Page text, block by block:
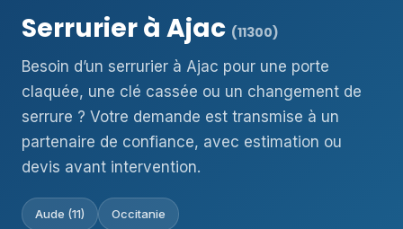
Serrurier à Ajac (11300)
Besoin d’un serrurier à Ajac pour une porte
claquée, une clé cassée ou un changement de
serrure ? Votre demande est transmise à un
partenaire de confiance, avec estimation ou
devis avant intervention.
Aude (11) Occitanie